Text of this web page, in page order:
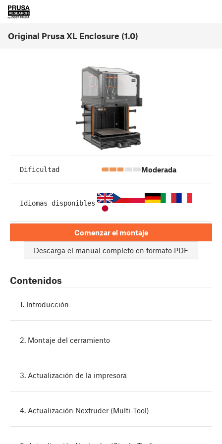
Original Prusa XL Enclosure (1.0)
Dificultad Moderada
Idiomas disponibles
Comenzar el montaje
Descarga el manual completo en formato PDF
Contenidos
1. Introducción
2. Montaje del cerramiento
3. Actualización de la impresora
4. Actualización Nextruder (Multi-Tool)